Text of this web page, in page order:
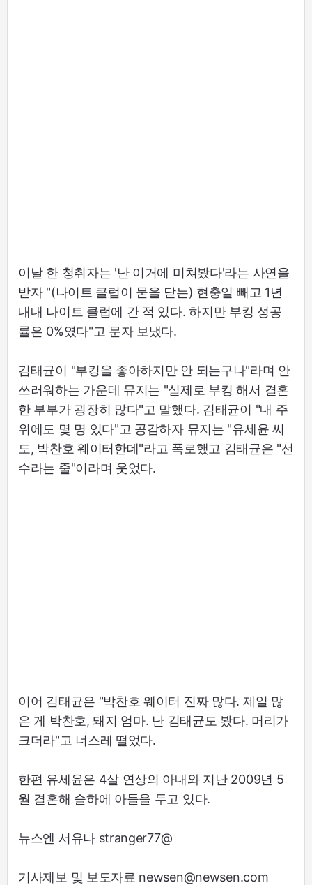
이날 한 청취자는 '난 이거에 미쳐봤다'라는 사연을
받자 "(나이트 클럽이 묻을 닫는) 현충일 빼고 1년
내내 나이트 클럽에 간 적 있다. 하지만 부킹 성공
률은 0%였다"고 문자 보냈다.
김태균이 "부킹을 좋아하지만 안 되는구나"라며 안
쓰러워하는 가운데 뮤지는 "실제로 부킹 해서 결혼
한 부부가 굉장히 많다"고 말했다. 김태균이 "내 주
위에도 몇 명 있다"고 공감하자 뮤지는 "유세윤 씨
도, 박찬호 웨이터한데"라고 폭로했고 김태균은 "선
수라는 줄"이라며 웃었다.
이어 김태균은 "박찬호 웨이터 진짜 많다. 제일 많
은 게 박찬호, 돼지 엄마. 난 김태균도 봤다. 머리가
크더라"고 너스레 떨었다.
한편 유세윤은 4살 연상의 아내와 지난 2009년 5
월 결혼해 슬하에 아들을 두고 있다.
뉴스엔 서유나 stranger77@
기사제보 및 보도자료 newsen@newsen.com